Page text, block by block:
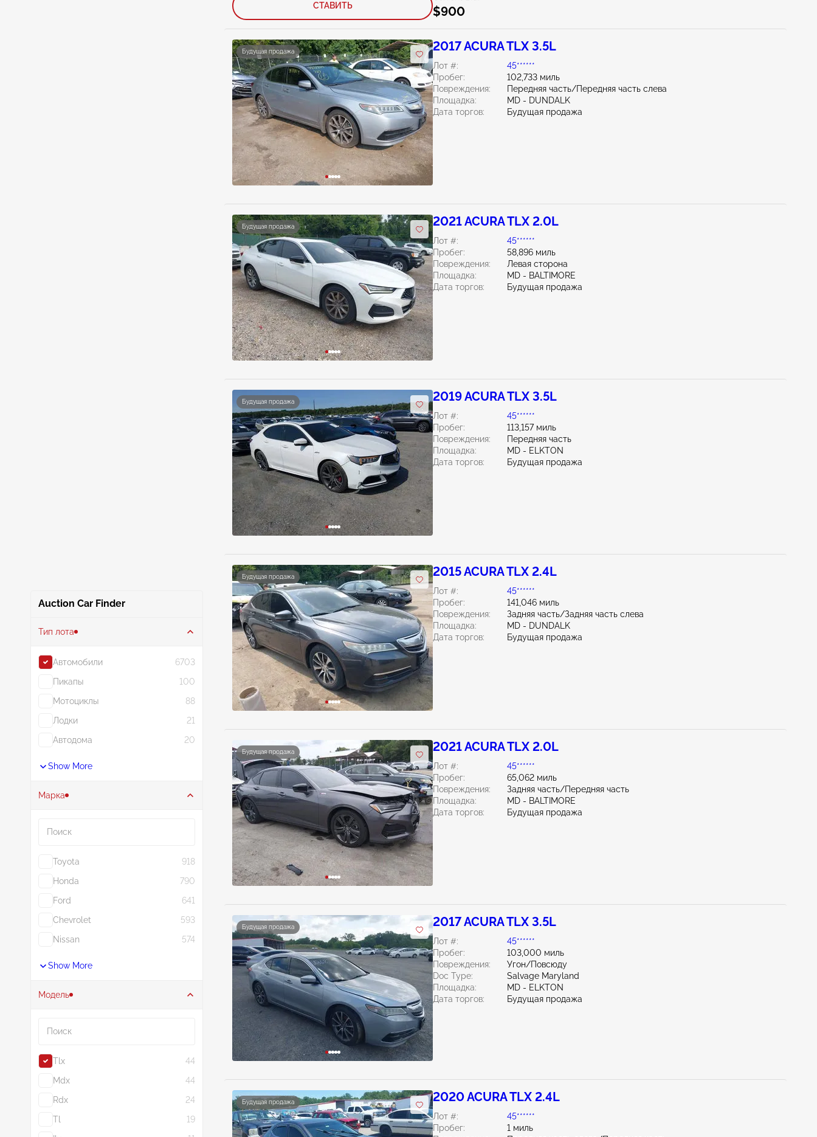
Auction Car Finder
Тип лота
Автомобили
6703
Пикапы
100
Мотоциклы
88
Лодки
21
Автодома
20
Show More
Марка
Toyota
918
Honda
790
Ford
641
Chevrolet
593
Nissan
574
Show More
Модель
Tlx
44
Mdx
44
Rdx
24
Tl
19
$900
СТАВИТЬ
Будущая продажа 2017 ACURA TLX 3.5L
Лот #:
45******
Пробег:
102,733 миль
Повреждения:
Передняя часть/Передняя часть слева
Площадка:
MD - DUNDALK
Дата торгов:
Будущая продажа
Будущая продажа 2021 ACURA TLX 2.0L
Лот #:
45******
Пробег:
58,896 миль
Повреждения:
Левая сторона
Площадка:
MD - BALTIMORE
Дата торгов:
Будущая продажа
Будущая продажа 2019 ACURA TLX 3.5L
Лот #:
45******
Пробег:
113,157 миль
Повреждения:
Передняя часть
Площадка:
MD - ELKTON
Дата торгов:
Будущая продажа
Будущая продажа 2015 ACURA TLX 2.4L
Лот #:
45******
Пробег:
141,046 миль
Повреждения:
Задняя часть/Задняя часть слева
Площадка:
MD - DUNDALK
Дата торгов:
Будущая продажа
Будущая продажа 2021 ACURA TLX 2.0L
Лот #:
45******
Пробег:
65,062 миль
Повреждения:
Задняя часть/Передняя часть
Площадка:
MD - BALTIMORE
Дата торгов:
Будущая продажа
Будущая продажа 2017 ACURA TLX 3.5L
Лот #:
45******
Пробег:
103,000 миль
Повреждения:
Угон/Повсюду
Doc Type:
Salvage Maryland
Площадка:
MD - ELKTON
Дата торгов:
Будущая продажа
Будущая продажа 2020 ACURA TLX 2.4L
Лот #:
45******
Пробег:
1 миль